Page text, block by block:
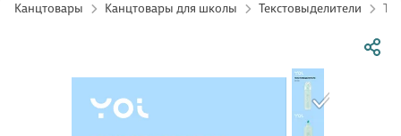
Канцтовары Канцтовары для школы Текстовыделители